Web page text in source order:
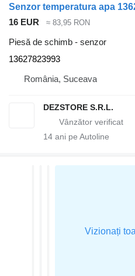
16 EUR ≈ 83,95 RON
Piesă de schimb - senzor
13627823993
România, Suceava
DEZSTORE S.R.L.
14 ani pe Autoline